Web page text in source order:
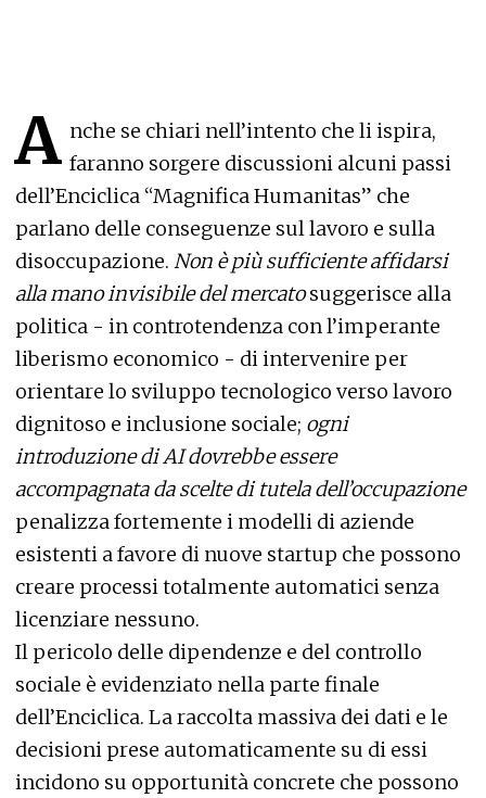
A nche se chiari nell’intento che li ispira,
faranno sorgere discussioni alcuni passi
dell’Enciclica “Magnifica Humanitas” che
parlano delle conseguenze sul lavoro e sulla
disoccupazione. Non è più sufficiente affidarsi
alla mano invisibile del mercatosuggerisce alla
politica - in controtendenza con l’imperante
liberismo economico - di intervenire per
orientare lo sviluppo tecnologico verso lavoro
dignitoso e inclusione sociale; ogni
introduzione di AI dovrebbe essere
accompagnata da scelte di tutela dell’occupazione
penalizza fortemente i modelli di aziende
esistenti a favore di nuove startup che possono
creare processi totalmente automatici senza
licenziare nessuno.
Il pericolo delle dipendenze e del controllo
sociale è evidenziato nella parte finale
dell’Enciclica. La raccolta massiva dei dati e le
decisioni prese automaticamente su di essi
incidono su opportunità concrete che possono